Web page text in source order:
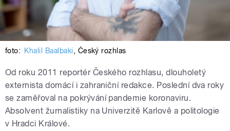
foto: Khalil Baalbaki, Český rozhlas
Od roku 2011 reportér Českého rozhlasu, dlouholetý
externista domácí i zahraniční redakce. Poslední dva roky
se zaměřoval na pokrývání pandemie koronaviru.
Absolvent žurnalistiky na Univerzitě Karlově a politologie
v Hradci Králové.